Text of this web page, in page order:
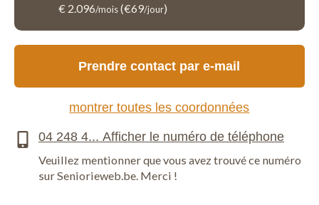
€ 2.096/mois(€69/jour)
Prendre contact par e-mail
montrer toutes les coordonnées
Veuillez mentionner que vous avez trouvé ce numéro
sur Seniorieweb.be. Merci !